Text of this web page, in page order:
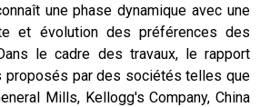
une phase dynamique avec une
et évolution des préférences des
le cadre des travaux, le rapport
proposés par des sociétés telles que
Mills, Kellogg's Company, China